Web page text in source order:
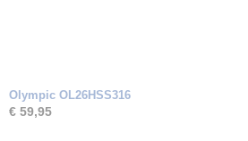
Olympic OL26HSS316
€ 59,95